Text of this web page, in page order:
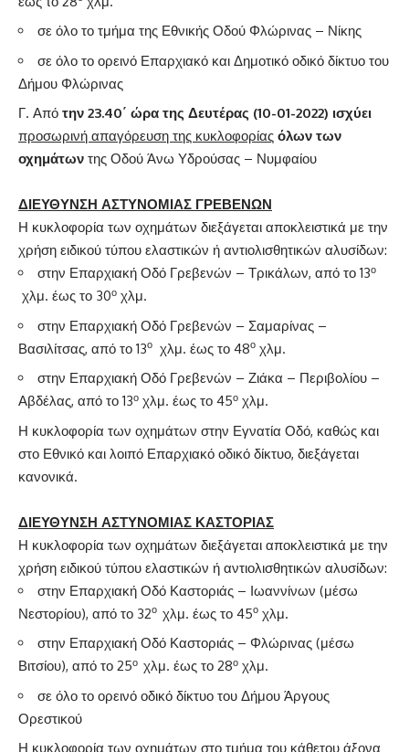
σε όλο το τμήμα της Εθνικής Οδού Φλώρινας – Νίκης
σε όλο το ορεινό Επαρχιακό και Δημοτικό οδικό δίκτυο του
Δήμου Φλώρινας
Γ. Από την 23.40΄ ώρα της Δευτέρας (10-01-2022) ισχύει
προσωρινή απαγόρευση της κυκλοφορίας όλων των
οχημάτων της Οδού Άνω Υδρούσας – Νυμφαίου
ΔΙΕΥΘΥΝΣΗ ΑΣΤΥΝΟΜΙΑΣ ΓΡΕΒΕΝΩΝ
Η κυκλοφορία των οχημάτων διεξάγεται αποκλειστικά με την
χρήση ειδικού τύπου ελαστικών ή αντιολισθητικών αλυσίδων:
στην Επαρχιακή Οδό Γρεβενών – Τρικάλων, από το 13ο
χλμ. έως το 30ο χλμ.
στην Επαρχιακή Οδό Γρεβενών – Σαμαρίνας –
Βασιλίτσας, από το 13ο χλμ. έως το 48ο χλμ.
στην Επαρχιακή Οδό Γρεβενών – Ζιάκα – Περιβολίου –
Αβδέλας, από το 13ο χλμ. έως το 45ο χλμ.
Η κυκλοφορία των οχημάτων στην Εγνατία Οδό, καθώς και
στο Εθνικό και λοιπό Επαρχιακό οδικό δίκτυο, διεξάγεται
κανονικά.
ΔΙΕΥΘΥΝΣΗ ΑΣΤΥΝΟΜΙΑΣ ΚΑΣΤΟΡΙΑΣ
Η κυκλοφορία των οχημάτων διεξάγεται αποκλειστικά με την
χρήση ειδικού τύπου ελαστικών ή αντιολισθητικών αλυσίδων:
στην Επαρχιακή Οδό Καστοριάς – Ιωαννίνων (μέσω
Νεστορίου), από το 32ο χλμ. έως το 45ο χλμ.
στην Επαρχιακή Οδό Καστοριάς – Φλώρινας (μέσω
Βιτσίου), από το 25ο χλμ. έως το 28ο χλμ.
σε όλο το ορεινό οδικό δίκτυο του Δήμου Άργους
Ορεστικού
Η κυκλοφορία των οχημάτων στο τμήμα του κάθετου άξονα